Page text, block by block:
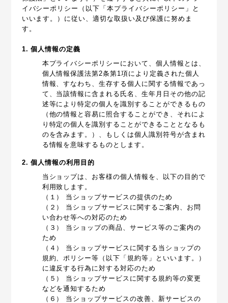
イバシーポリシー（以下「本プライバシーポリシー」と
いいます。）に従い、適切な取扱い及び保護に努めま
す。
1. 個人情報の定義
本プライバシーポリシーにおいて、個人情報とは、
個人情報保護法第2条第1項により定義された個人
情報、すなわち、生存する個人に関する情報であっ
て、当該情報に含まれる氏名、生年月日その他の記
述等により特定の個人を識別することができるもの
（他の情報と容易に照合することができ、それによ
り特定の個人を識別することができることとなるも
のを含みます。）、もしくは個人識別符号が含まれ
る情報を意味するものとします。
2. 個人情報の利用目的
当ショップは、お客様の個人情報を、以下の目的で
利用致します。
（１） 当ショップサービスの提供のため
（２） 当ショップサービスに関するご案内、お問
い合わせ等への対応のため
（３） 当ショップの商品、サービス等のご案内の
ため
（４） 当ショップサービスに関する当ショップの
規約、ポリシー等（以下「規約等」といいます。）
に違反する行為に対する対応のため
（５） 当ショップサービスに関する規約等の変更
などを通知するため
（６） 当ショップサービスの改善、新サービスの